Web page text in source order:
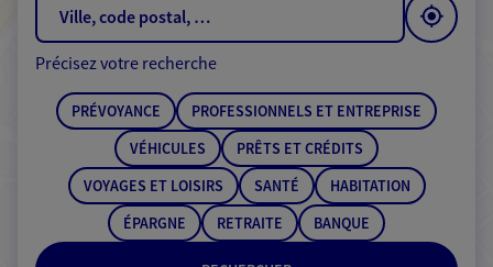
Précisez votre recherche
PRÉVOYANCE
PROFESSIONNELS ET ENTREPRISE
VÉHICULES
PRÊTS ET CRÉDITS
VOYAGES ET LOISIRS
SANTÉ
HABITATION
ÉPARGNE
RETRAITE BANQUE